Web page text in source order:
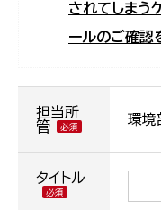
されてしまう
ールのご確認
担当所
管
環境
タイトル